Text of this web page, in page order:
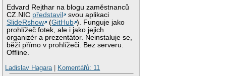
Edvard Rejthar na blogu zaměstnanců
CZ.NIC představil
svou aplikaci
SlideRshow
(GitHub ). Funguje jako
prohlížeč fotek, ale i jako jejich
organizér a prezentátor. Neinstaluje se,
běží přímo v prohlížeči. Bez serveru.
Offline.
Ladislav Hagara| Komentářů: 11